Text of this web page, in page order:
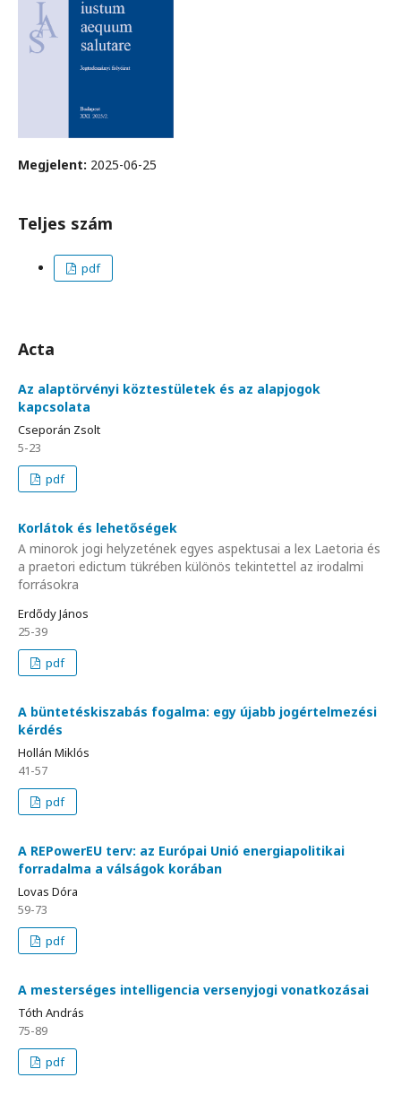
Megjelent: 2025-06-25
Teljes szám
pdf
Acta
Az alaptörvényi köztestületek és az alapjogok
kapcsolata
Cseporán Zsolt
5-23
pdf
Korlátok és lehetőségek
A minorok jogi helyzetének egyes aspektusai a lex Laetoria és
a praetori edictum tükrében különös tekintettel az irodalmi
forrásokra
Erdődy János
25-39
pdf
A büntetéskiszabás fogalma: egy újabb jogértelmezési
kérdés
Hollán Miklós
41-57
pdf
A REPowerEU terv: az Európai Unió energiapolitikai
forradalma a válságok korában
Lovas Dóra
59-73
pdf
A mesterséges intelligencia versenyjogi vonatkozásai
Tóth András
75-89
pdf